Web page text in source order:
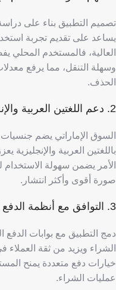
تصميم التطبيق بناء على
يساعد على تقديم تجربة
العالية، فالمستخدم المحلي
وسهلة التنقل، مما يرفع
الحذف.
2. دعم اللغتين العربية والإنجليزية
السوق الإماراتي يضم
باللغتين العربية والإنجليزية
الأمر يضمن سهولة الاستخدام
صورة أقوى وأكثر انتشار.
3. التوافق مع أنظمة الدفع المحلية
دمج التطبيق مع بوابات
الشراء ويزيد من ثقة العملاء
خيارات دفع متعددة يمنح
عمليات الشراء.